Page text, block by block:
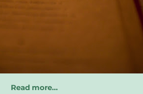
Read more…